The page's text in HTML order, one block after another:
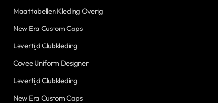
Maattabellen Kleding Overig
New Era Custom Caps
Levertijd Clubkleding
Covee Uniform Designer
Levertijd Clubkleding
New Era Custom Caps